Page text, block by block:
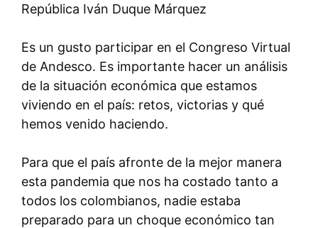
República Iván Duque Márquez
Es un gusto participar en el Congreso Virtual
de Andesco. Es importante hacer un análisis
de la situación económica que estamos
viviendo en el país: retos, victorias y qué
hemos venido haciendo.
Para que el país afronte de la mejor manera
esta pandemia que nos ha costado tanto a
todos los colombianos, nadie estaba
preparado para un choque económico tan